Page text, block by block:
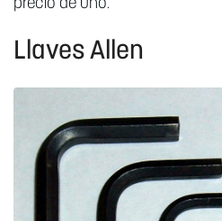
precio de uno.
Llaves Allen